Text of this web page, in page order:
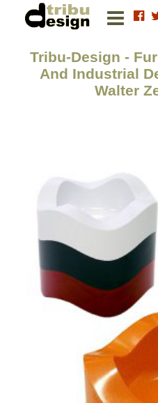
Tribu-Design -
And Industrial
Walter